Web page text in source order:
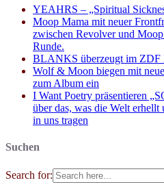
YEAHRS – „Spiritual
Moop Mama mit neuer
zwischen Revolver und
Runde.
BLANKS überzeugt im ZDF
Wolf & Moon biegen mit
zum Album ein
I Want Poetry präsentieren
über das, was die Welt
in uns tragen
Suchen
Search for: